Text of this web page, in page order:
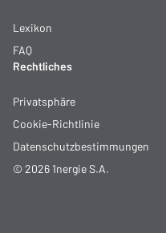
Lexikon
FAQ
Rechtliches
Privatsphäre
Cookie-Richtlinie
Datenschutzbestimmungen
© 2026 1nergie S.A.